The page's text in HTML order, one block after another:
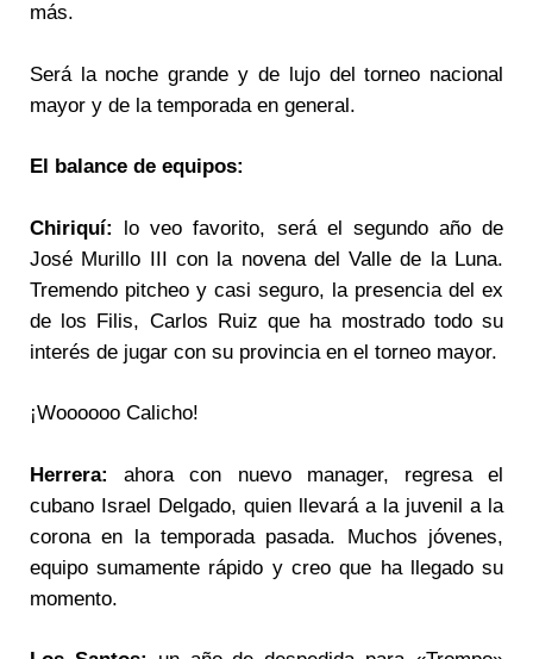
más.
Será la noche grande y de lujo del torneo nacional
mayor y de la temporada en general.
El balance de equipos:
Chiriquí: lo veo favorito, será el segundo año de
José Murillo III con la novena del Valle de la Luna.
Tremendo pitcheo y casi seguro, la presencia del ex
de los Filis, Carlos Ruiz que ha mostrado todo su
interés de jugar con su provincia en el torneo mayor.
¡Woooooo Calicho!
Herrera:ahora con nuevo manager, regresa el
cubano Israel Delgado, quien llevará a la juvenil a la
corona en la temporada pasada. Muchos jóvenes,
equipo sumamente rápido y creo que ha llegado su
momento.